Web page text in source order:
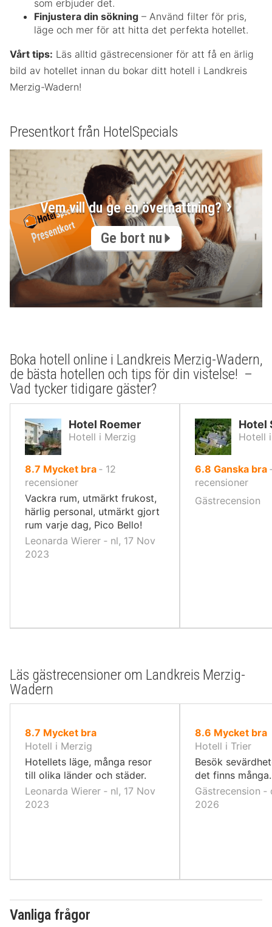
som erbjuder det.
Finjustera din sökning – Använd filter för pris,
läge och mer för att hitta det perfekta hotellet.
Vårt tips: Läs alltid gästrecensioner för att få en ärlig
bild av hotellet innan du bokar ditt hotell i Landkreis
Merzig-Wadern!
Presentkort från HotelSpecials
Vem vill du ge en övernattning?
Ge bort nu
Boka hotell online i Landkreis Merzig-Wadern,
de bästa hotellen och tips för din vistelse! –
Vad tycker tidigare gäster?
Hotel Roemer
Hotell i Merzig
8.7 av
10,
Mycket bra ‐ 12
recensioner
Vackra rum, utmärkt frukost,
härlig personal, utmärkt gjort
rum varje dag, Pico Bello!
Leonarda Wierer ‐ nl, 17 Nov
2023
Hotel
Hotell
6.8 av
10,
Ganska bra
recensioner
Gästrecension
Läs gästrecensioner om Landkreis Merzig-
Wadern
8.7 av
10,
Mycket bra
Hotell i Merzig
Hotellets läge, många resor
till olika länder och städer.
Leonarda Wierer ‐ nl, 17 Nov
2023
8.6 av
10,
Mycket bra
Hotell i Trier
Besök
det finns många.
Gästrecension ‐
2026
Vanliga frågor